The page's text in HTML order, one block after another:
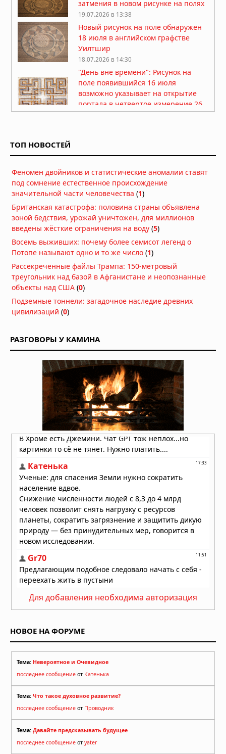
затмения в новом рисунке на полях
19.07.2026 в 13:38
Новый рисунок на поле обнаружен
18 июля в английском графстве
Уилтшир
18.07.2026 в 14:30
"День вне времени": Рисунок на
поле появившийся 16 июля
возможно указывает на открытие
портала в четвертое измерение 26
июля 2026г
графстве Оксфордшир
17.07.2026 в 06:22
В английском графстве Уилтшир
появился новый рисунок на поле
15.07.2026 в 07:42
Новый рисунок на поле появился в
английском графстве Уилтшир
13.07.2026 в 06:51
В английском графстве Уилтшир
обнаружен новый рисунок на поле
12.07.2026 в 07:38
графстве Уилтшир
08.07.2026 в 17:48
В английском графстве Уилтшир
обнаружен новый рисунок на поле
06.07.2026 в 09:05
Новый рисунок на поле обнаружен в
английском графстве Уилтшир 4
июля 2026г
05.07.2026 в 05:47
ТОП НОВОСТЕЙ
Феномен двойников и статистические аномалии ставят
под сомнение естественное происхождение
значительной части человечества (1)
Британская катастрофа: половина страны объявлена
зоной бедствия, урожай уничтожен, для миллионов
введены жёсткие ограничения на воду (5)
Восемь выживших: почему более семисот легенд о
Потопе называют одно и то же число (1)
Рассекреченные файлы Трампа: 150-метровый
треугольник над базой в Афганистане и неопознанные
объекты над США (0)
Подземные тоннели: загадочное наследие древних
цивилизаций (0)
РАЗГОВОРЫ У КАМИНА
Для добавления необходима авторизация
НОВОЕ НА ФОРУМЕ
Тема: Невероятное и Очевидное
последнее сообщение от Катенька
Тема: Что такое духовное развитие?
последнее сообщение от Проводник
Тема: Давайте предсказывать будущее
последнее сообщение от yater